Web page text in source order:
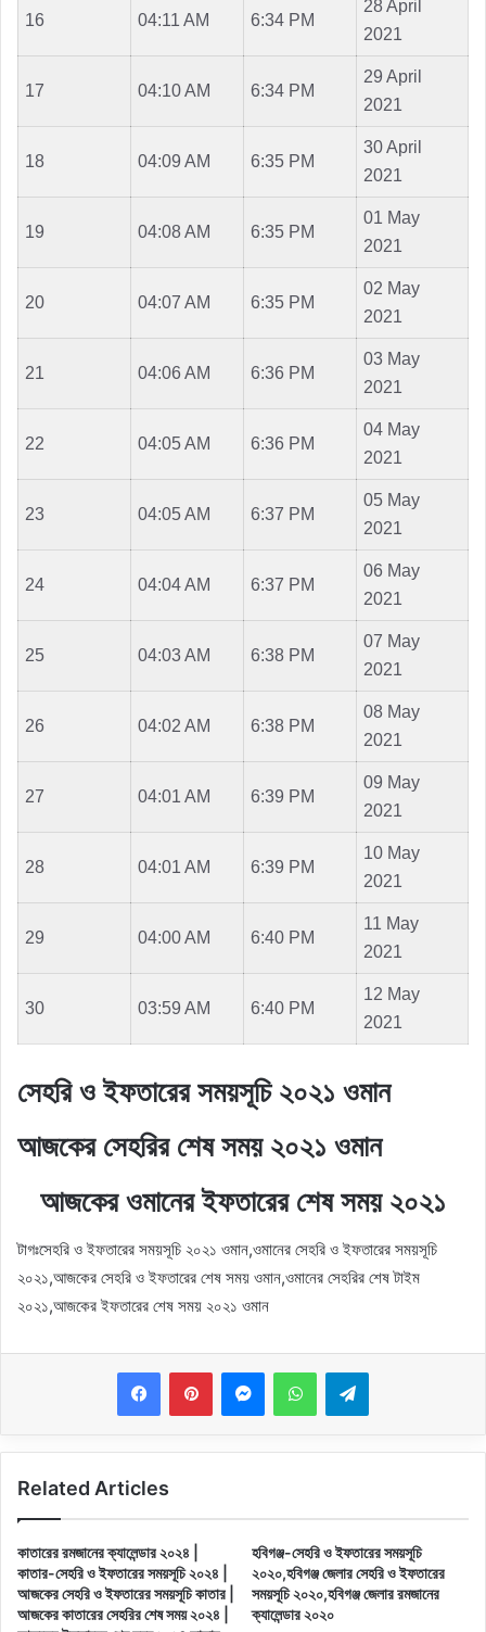
16 04:11 AM 6:34 PM
28 April
2021
17 04:10 AM 6:34 PM
29 April
2021
18 04:09 AM 6:35 PM
30 April
2021
19 04:08 AM 6:35 PM
01 May
2021
20 04:07 AM 6:35 PM
02 May
2021
21 04:06 AM 6:36 PM
03 May
2021
22 04:05 AM 6:36 PM
04 May
2021
23 04:05 AM 6:37 PM
05 May
2021
24 04:04 AM 6:37 PM
06 May
2021
25 04:03 AM 6:38 PM
07 May
2021
26 04:02 AM 6:38 PM
08 May
2021
27 04:01 AM 6:39 PM
09 May
2021
28 04:01 AM 6:39 PM
10 May
2021
29 04:00 AM 6:40 PM
11 May
2021
30 03:59 AM 6:40 PM
12 May
2021
সেহরি ও ইফতারের সময়সূচি ২০২১ ওমান
আজকের সেহরির শেষ সময় ২০২১ ওমান
আজকের ওমানের ইফতারের শেষ সময় ২০২১
টাগঃসেহরি ও ইফতারের সময়সূচি ২০২১ ওমান,ওমানের সেহরি ও ইফতারের সময়সূচি
২০২১,আজকের সেহরি ও ইফতারের শেষ সময় ওমান,ওমানের সেহরির শেষ টাইম
২০২১,আজকের ইফতারের শেষ সময় ২০২১ ওমান
MessengerWhatsAppTelegram
Related Articles
কাতারের রমজানের ক্যালেন্ডার ২০২৪ |
কাতার-সেহরি ও ইফতারের সময়সূচি ২০২৪ |
আজকের সেহরি ও ইফতারের সময়সূচি কাতার |
আজকের কাতারের সেহরির শেষ সময় ২০২৪ |
হবিগঞ্জ-সেহরি ও ইফতারের সময়সূচি
২০২০,হবিগঞ্জ জেলার সেহরি ও ইফতারের
সময়সূচি ২০২০,হবিগঞ্জ জেলার রমজানের
ক্যালেন্ডার ২০২০